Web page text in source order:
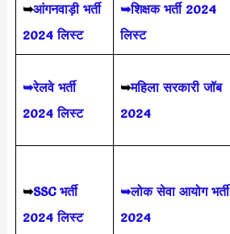
➥आंगनवाड़ी भर्ती
2024 लिस्ट
➥शिक्षक भर्ती 2024
लिस्ट
➥रेलवे भर्ती
2024 लिस्ट
➥महिला सरकारी जॉब
2024
➥SSC भर्ती
2024 लिस्ट
➥लोक सेवा आयोग भर्ती
2024